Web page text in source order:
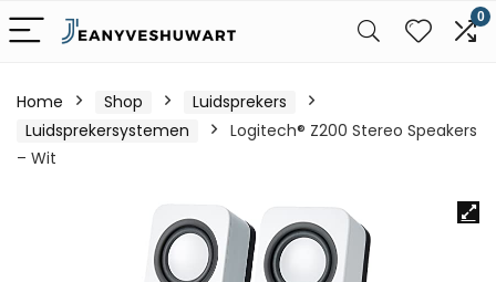
0
Home Shop
Luidsprekers
Luidsprekersystemen
Logitech® Z200 Stereo Speakers
– Wit